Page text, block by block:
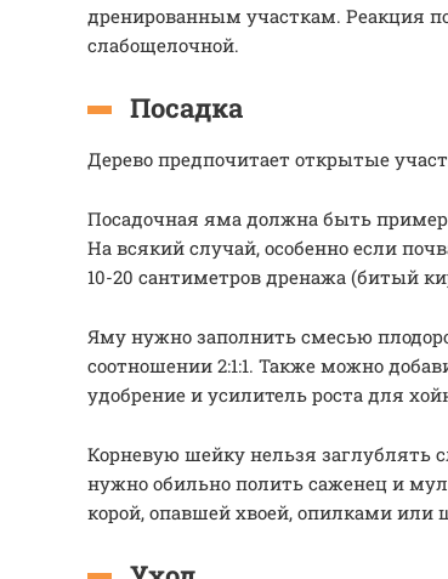
дренированным участкам. Реакция
слабощелочной.
Посадка
Дерево предпочитает открытые
Посадочная яма должна быть
На всякий случай, особенно если
10-20 сантиметров дренажа (битый
Яму нужно заполнить смесью
соотношении 2:1:1. Также можно
удобрение и усилитель роста для
Корневую шейку нельзя заглублять
нужно обильно полить саженец и
корой, опавшей хвоей, опилками или